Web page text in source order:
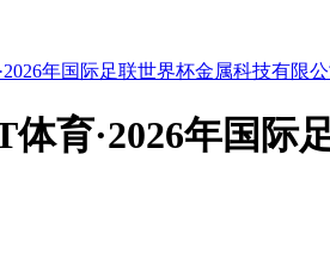
育·2026年国际